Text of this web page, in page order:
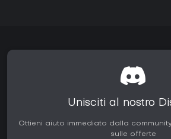
Unisciti al nostro
Ottieni aiuto immediato dalla
sulle offerte